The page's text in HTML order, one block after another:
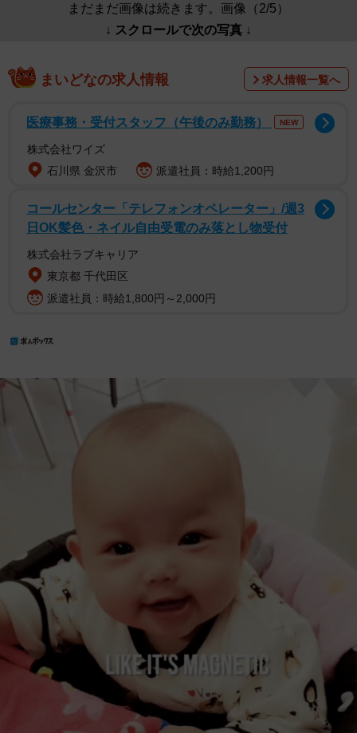
まだまだ画像は続きます。画像（2/5）
↓ スクロールで次の写真 ↓
まいどなの求人情報 求人情報一覧へ
医療事務・受付スタッフ（午後のみ勤務） NEW
株式会社ワイズ
石川県 金沢市
派遣社員：時給1,200円
コールセンター「テレフォンオペレーター」/週3
日OK髪色・ネイル自由受電のみ落とし物受付
株式会社ラブキャリア
東京都 千代田区
派遣社員：時給1,800円～2,000円